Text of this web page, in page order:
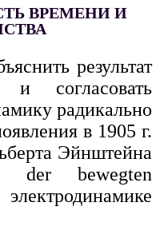
ВРЕМЕНИ И
результат
и согласовать
радикально
в 1905 г.
Эйнштейна
der bewegten